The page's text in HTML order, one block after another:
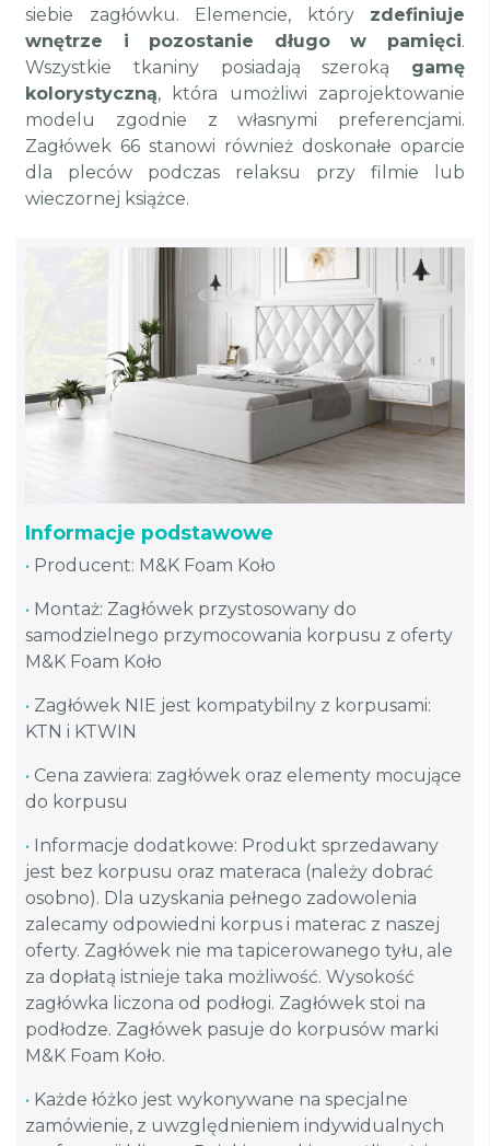
siebie zagłówku. Elemencie, który zdefiniuje
wnętrze i pozostanie długo w pamięci.
Wszystkie tkaniny posiadają szeroką gamę
kolorystyczną, która umożliwi zaprojektowanie
modelu zgodnie z własnymi preferencjami.
Zagłówek 66 stanowi również doskonałe oparcie
dla pleców podczas relaksu przy filmie lub
wieczornej książce.
Informacje podstawowe
• Producent: M&K Foam Koło
• Montaż: Zagłówek przystosowany do
samodzielnego przymocowania korpusu z oferty
M&K Foam Koło
• Zagłówek NIE jest kompatybilny z korpusami:
KTN i KTWIN
• Cena zawiera: zagłówek oraz elementy mocujące
do korpusu
• Informacje dodatkowe: Produkt sprzedawany
jest bez korpusu oraz materaca (należy dobrać
osobno). Dla uzyskania pełnego zadowolenia
zalecamy odpowiedni korpus i materac z naszej
oferty. Zagłówek nie ma tapicerowanego tyłu, ale
za dopłatą istnieje taka możliwość. Wysokość
zagłówka liczona od podłogi. Zagłówek stoi na
podłodze. Zagłówek pasuje do korpusów marki
M&K Foam Koło.
• Każde łóżko jest wykonywane na specjalne
zamówienie, z uwzględnieniem indywidualnych